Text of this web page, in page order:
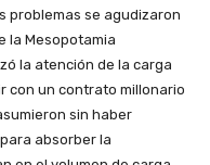
problemas se agudizaron
la Mesopotamia
la atención de la carga
con un contrato millonario
sin haber
absorber la